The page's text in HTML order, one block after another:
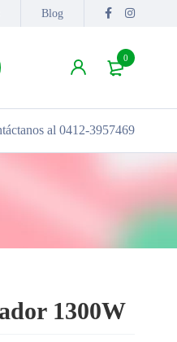
Blog
0
al 0412-3957469
1300W